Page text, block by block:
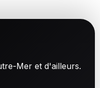
Mer et d'ailleurs.